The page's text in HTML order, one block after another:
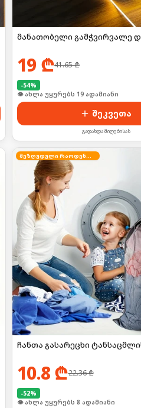
მანათობელი გამჭვირვალე
19₾41.65₾
-54%
🛒 ბოლო 24სთ-ში იყიდა 26-მა
შეკვეთა
გადახდა მიღებისას
შეზღუდული რაოდენობა
ჩანთა გასარეცხი
10.8₾22.36₾
-52%
🛒 ბოლო 24სთ-ში იყიდა 10-მა